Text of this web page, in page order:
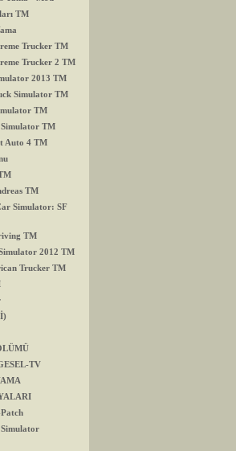
TM
Trucker TM
Trucker 2 TM
2013 TM
Simulator TM
TM
TM
Auto 4 TM
TM
Simulator: SF
TM
2012 TM
Trucker TM
TV